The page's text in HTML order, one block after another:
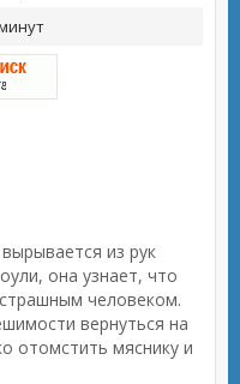
из рук
она узнает, что
человеком.
вернуться на
отомстить мяснику и